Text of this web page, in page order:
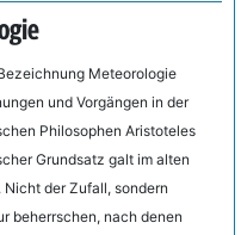
Meteorologie
und Vorgängen in der
Philosophen Aristoteles
Grundsatz galt im alten
der Zufall, sondern
beherrschen, nach denen